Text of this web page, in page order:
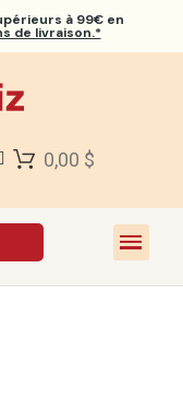
à 99€ en
de livraison.*
0,00 $